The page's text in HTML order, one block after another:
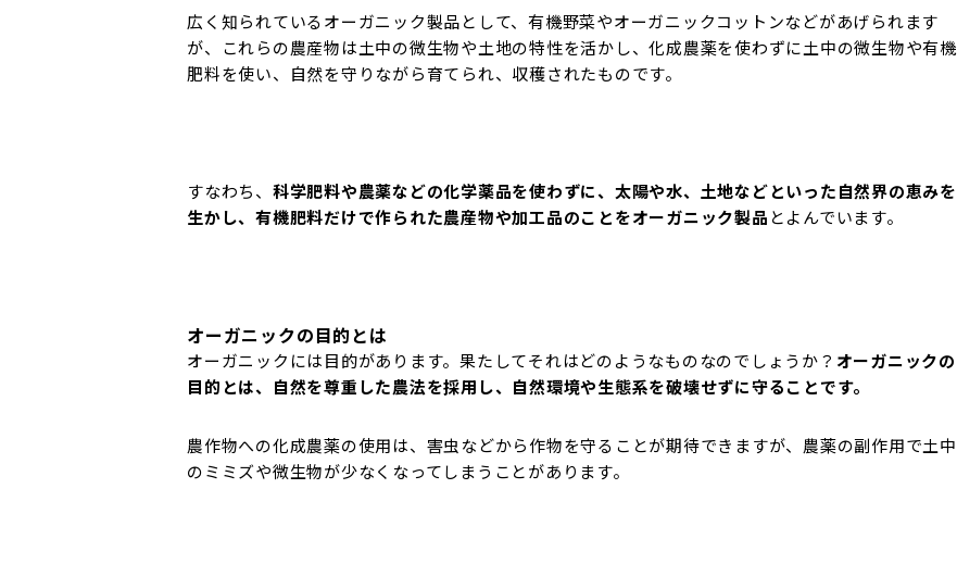
広く知られているオーガニック製品として、有機野菜やオーガニックコットンなどがあげられます
が、これらの農産物は土中の微生物や土地の特性を活かし、化成農薬を使わずに土中の微生物や有機
肥料を使い、自然を守りながら育てられ、収穫されたものです。
すなわち、 科学肥料や農薬などの化学薬品を使わずに、太陽や水、土地などといった自然界の恵みを
生かし、有機肥料だけで作られた農産物や加工品のことをオーガニック製品 とよんでいます。
オーガニックの目的とは
オーガニックには目的があります。果たしてそれはどのようなものなのでしょうか？ オーガニックの
目的とは、自然を尊重した農法を採用し、自然環境や生態系を破壊せずに守ることです。
農作物への化成農薬の使用は、害虫などから作物を守ることが期待できますが、農薬の副作用で土中
のミミズや微生物が少なくなってしまうことがあります。